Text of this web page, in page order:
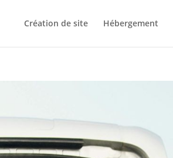
Création de site Hébergement